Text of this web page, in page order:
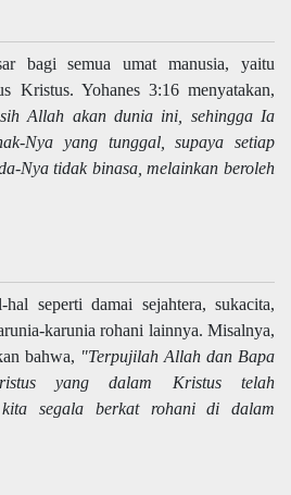
bagi semua umat manusia, yaitu
Kristus. Yohanes 3:16 menyatakan,
Allah akan dunia ini, sehingga Ia
Nya yang tunggal, supaya setiap
Nya tidak binasa, melainkan beroleh
seperti damai sejahtera, sukacita,
karunia rohani lainnya. Misalnya,
bahwa, "Terpujilah Allah dan Bapa
yang dalam Kristus telah
kita segala berkat rohani di dalam